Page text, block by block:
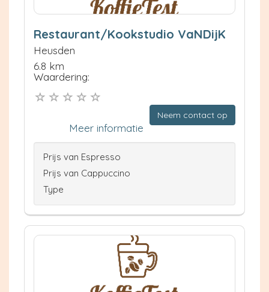
Restaurant/Kookstudio VaNDijK
Heusden
6.8 km
Waardering:
Neem contact op
Meer informatie
Prijs van Espresso
Prijs van Cappuccino
Type